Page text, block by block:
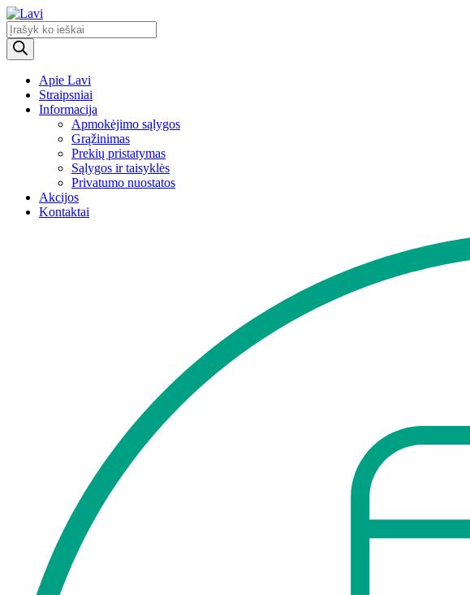
Products
search
Apie Lavi
Straipsniai
Informacija
Apmokėjimo sąlygos
Grąžinimas
Prekių pristatymas
Sąlygos ir taisyklės
Privatumo nuostatos
Akcijos
Kontaktai